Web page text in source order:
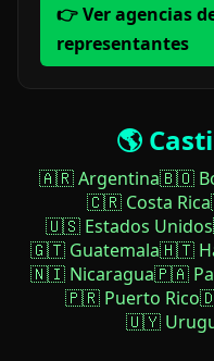
👉 Ver agencias
representantes
🌎
🇦🇷 Argentina🇧🇴
🇨🇷 Costa Rica
🇺🇸 Estados Unidos
🇬🇹 Guatemala🇭🇹
🇳🇮 Nicaragua🇵🇦
🇵🇷 Puerto Rico
🇺🇾